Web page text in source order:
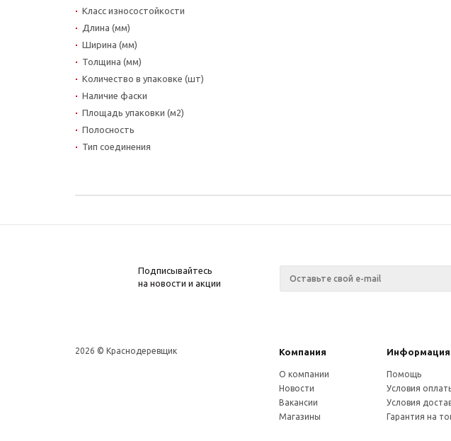
Класс износостойкости
Длина (мм)
Ширина (мм)
Толщина (мм)
Количество в упаковке (шт)
Наличие фаски
Площадь упаковки (м2)
Полосность
Тип соединения
Подписывайтесь
на новости и акции
2026 © Краснодеревщик Компания Информация
О компании
Новости
Вакансии
Магазины
Помощь
Условия
Условия
Гарантия на